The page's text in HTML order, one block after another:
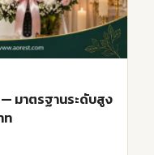
มาตรฐานระดับสูง
ท